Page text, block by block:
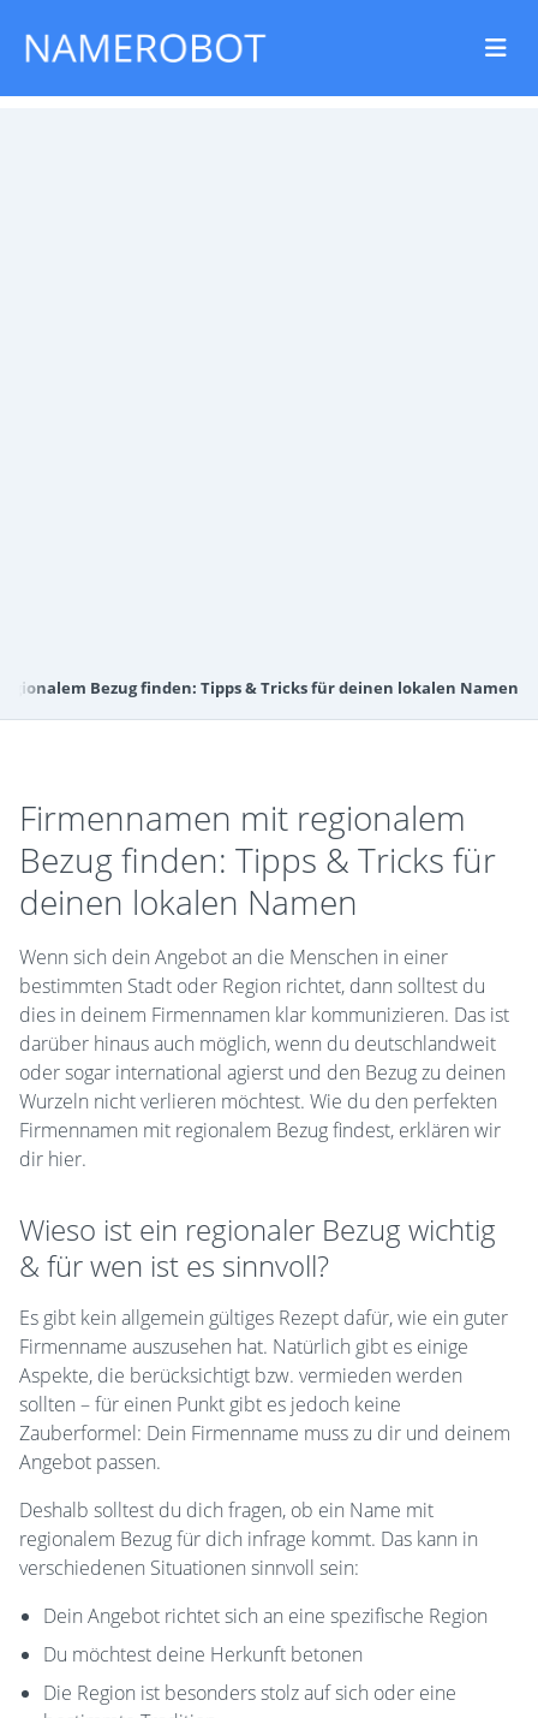
Bezug finden: Tipps & Tricks für deinen lokalen Namen
Firmennamen mit regionalem
Bezug finden: Tipps & Tricks für
deinen lokalen Namen
Wenn sich dein Angebot an die Menschen in einer
bestimmten Stadt oder Region richtet, dann solltest du
dies in deinem Firmennamen klar kommunizieren. Das ist
darüber hinaus auch möglich, wenn du deutschlandweit
oder sogar international agierst und den Bezug zu deinen
Wurzeln nicht verlieren möchtest. Wie du den perfekten
Firmennamen mit regionalem Bezug findest, erklären wir
dir hier.
Wieso ist ein regionaler Bezug wichtig
& für wen ist es sinnvoll?
Es gibt kein allgemein gültiges Rezept dafür, wie ein guter
Firmenname auszusehen hat. Natürlich gibt es einige
Aspekte, die berücksichtigt bzw. vermieden werden
sollten – für einen Punkt gibt es jedoch keine
Zauberformel: Dein Firmenname muss zu dir und deinem
Angebot passen.
Deshalb solltest du dich fragen, ob ein Name mit
regionalem Bezug für dich infrage kommt. Das kann in
verschiedenen Situationen sinnvoll sein:
Dein Angebot richtet sich an eine spezifische Region
Du möchtest deine Herkunft betonen
Die Region ist besonders stolz auf sich oder eine